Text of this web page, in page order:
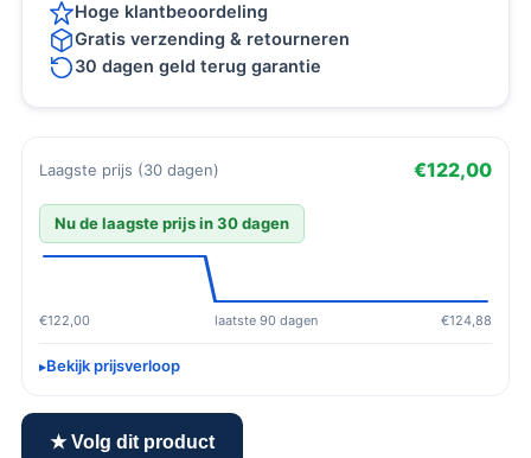
Hoge klantbeoordeling
Gratis verzending & retourneren
30 dagen geld terug garantie
Laagste prijs (30 dagen) €122,00
Nu de laagste prijs in 30 dagen
€122,00 laatste 90 dagen €124,88
Bekijk prijsverloop
★ Volg dit product